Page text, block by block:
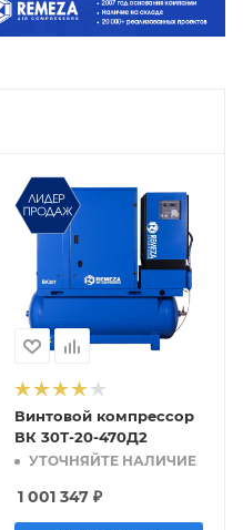
Винтовой компрессор
ВК 30Т-20-470Д2
УТОЧНЯЙТЕ НАЛИЧИЕ
1 001 347 ₽